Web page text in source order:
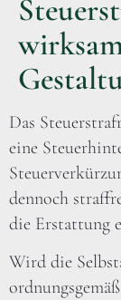
Das
eine
dennoch
die Erstattung
Wird die